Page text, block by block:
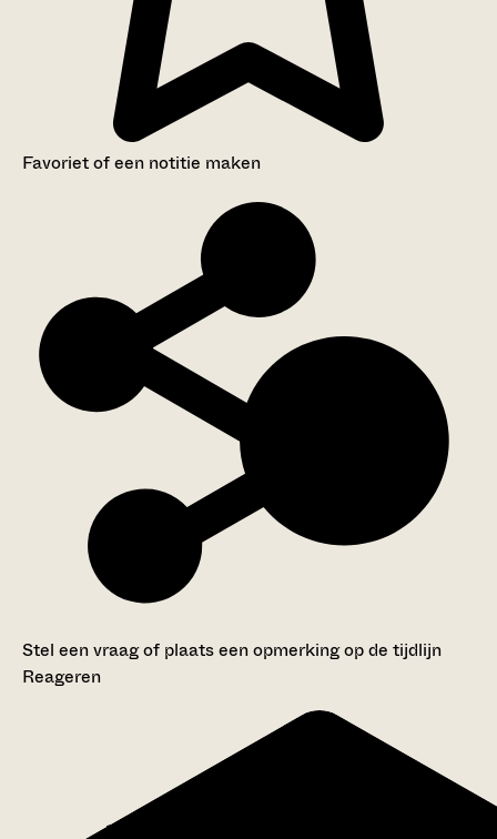
Favoriet of een notitie maken
Stel een vraag of plaats een opmerking op de tijdlijn
Reageren